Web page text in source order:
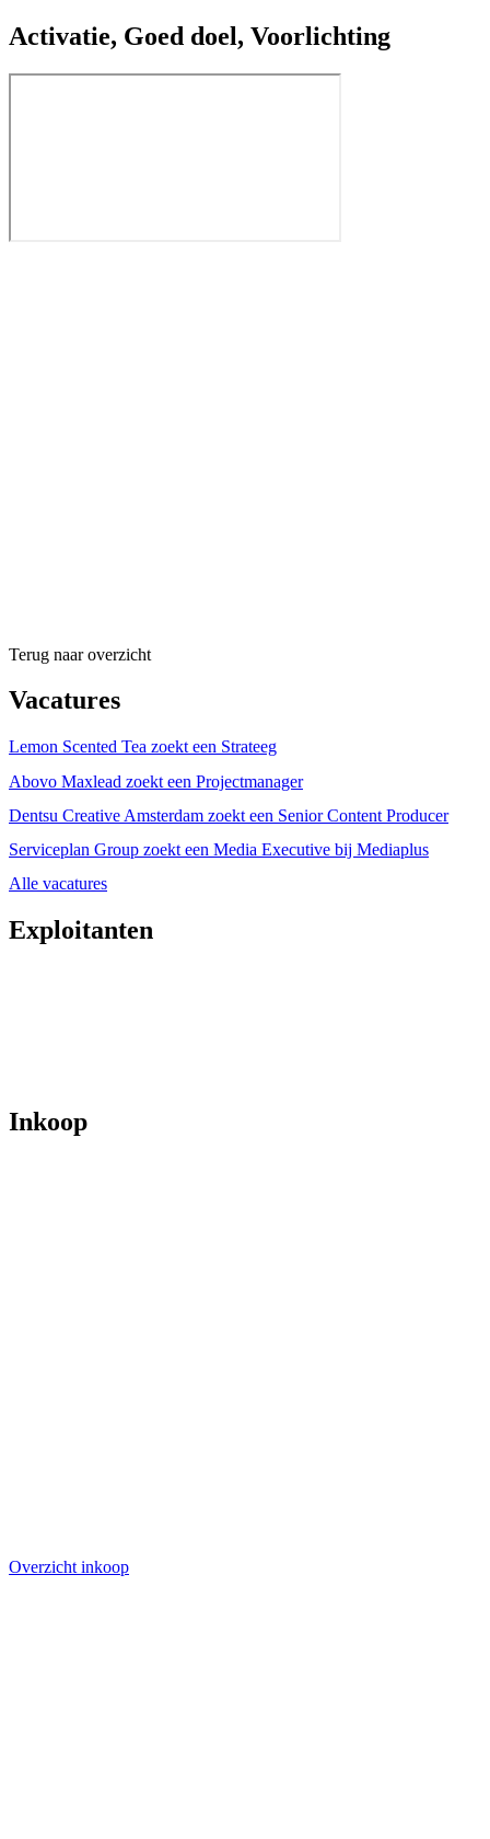
Activatie, Goed doel, Voorlichting
Terug naar overzicht
Vacatures
Lemon Scented Tea zoekt een Strateeg
Abovo Maxlead zoekt een Projectmanager
Dentsu Creative Amsterdam zoekt een Senior Content Producer
Serviceplan Group zoekt een Media Executive bij Mediaplus
Alle vacatures
Exploitanten
Inkoop
Overzicht inkoop